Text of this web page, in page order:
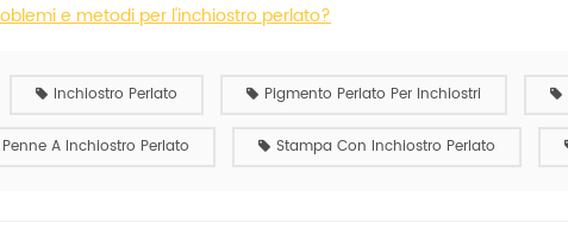
e metodi per l'inchiostro perlato?
Inchiostro Perlato Pigmento Perlato Per Inchiostri
Penne A Inchiostro Perlato Stampa Con Inchiostro Perlato